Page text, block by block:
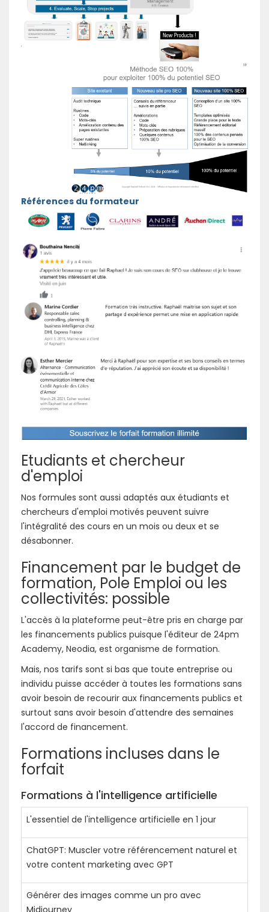
Références du formateur
Etudiants et chercheur
d'emploi
Nos formules sont aussi adaptés aux étudiants et
chercheurs d'emploi motivés peuvent suivre
l'intégralité des cours en un mois ou deux et se
désabonner.
Financement par le budget de
formation, Pole Emploi ou les
collectivités: possible
L'accès à la plateforme peut-être pris en charge par
les financements publics puisque l'éditeur de 24pm
Academy, Neodia, est organisme de formation.
Mais, nos tarifs sont si bas que toute entreprise ou
individu puisse accéder à toutes les formations sans
avoir besoin de recourir aux financements publics et
surtout sans avoir besoin d'attendre des semaines
l'accord de financement.
Formations incluses dans le
forfait
Formations à l'intelligence artificielle
L'essentiel de l'intelligence artificielle en 1 jour
ChatGPT: Muscler votre référencement naturel et
votre content marketing avec GPT
Générer des images comme un pro avec